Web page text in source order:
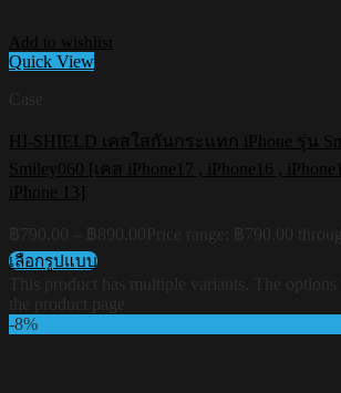
Add to wishlist
Quick View
HI-SHIELD เคสใสกันกระแทก iPhone รุ่น
Smiley060 [เคส iPhone17 , iPhone16 ,
iPhone 13]
เลือกรูปแบบ
-8%